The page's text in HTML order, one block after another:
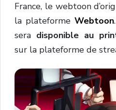
France, le webtoon
la plateforme Webtoon
sera disponible au
sur la plateforme de